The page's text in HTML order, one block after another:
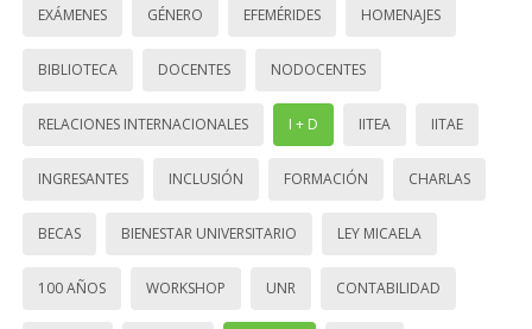
EXÁMENES GÉNERO EFEMÉRIDES HOMENAJES
BIBLIOTECA DOCENTES NODOCENTES
RELACIONES INTERNACIONALES I + D IITEA IITAE
INGRESANTES INCLUSIÓN FORMACIÓN CHARLAS
BECAS BIENESTAR UNIVERSITARIO LEY MICAELA
100 AÑOS WORKSHOP UNR CONTABILIDAD